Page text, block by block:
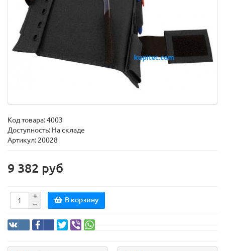
Код товара:4003
Доступность: На складе
Артикул: 20028
9 382 руб
В корзину